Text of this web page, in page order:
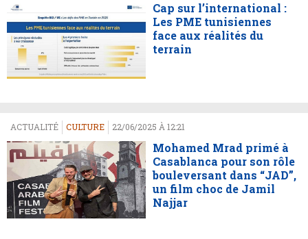
Cap sur l’international :
Les PME tunisiennes
face aux réalités du
terrain
ACTUALITÉ CULTURE 22/06/2025 À 12:21
Mohamed Mrad primé à
Casablanca pour son rôle
bouleversant dans “JAD”,
un film choc de Jamil
Najjar